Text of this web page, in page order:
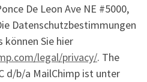
De Leon Ave NE #5000,
Datenschutzbestimmungen
können Sie hier
legal/privacy/. The
d/b/a MailChimp ist unter